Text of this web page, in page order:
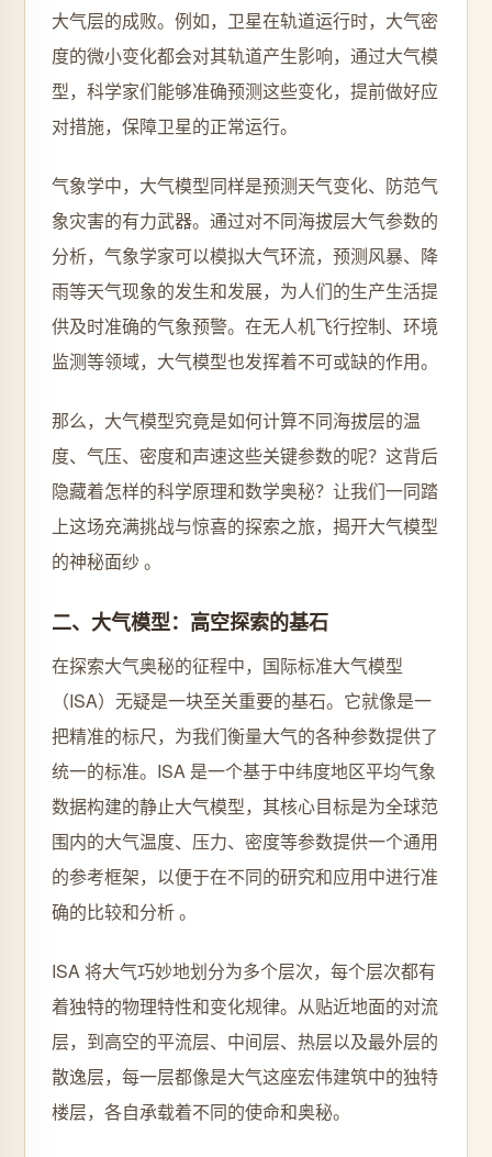
大气层的成败。例如，卫星在轨道运行时，大气密
度的微小变化都会对其轨道产生影响，通过大气模
型，科学家们能够准确预测这些变化，提前做好应
对措施，保障卫星的正常运行。
气象学中，大气模型同样是预测天气变化、防范气
象灾害的有力武器。通过对不同海拔层大气参数的
分析，气象学家可以模拟大气环流，预测风暴、降
雨等天气现象的发生和发展，为人们的生产生活提
供及时准确的气象预警。在无人机飞行控制、环境
监测等领域，大气模型也发挥着不可或缺的作用。
那么，大气模型究竟是如何计算不同海拔层的温
度、气压、密度和声速这些关键参数的呢？这背后
隐藏着怎样的科学原理和数学奥秘？让我们一同踏
上这场充满挑战与惊喜的探索之旅，揭开大气模型
的神秘面纱 。
二、大气模型：高空探索的基石
在探索大气奥秘的征程中，国际标准大气模型
（ISA）无疑是一块至关重要的基石。它就像是一
把精准的标尺，为我们衡量大气的各种参数提供了
统一的标准。ISA 是一个基于中纬度地区平均气象
数据构建的静止大气模型，其核心目标是为全球范
围内的大气温度、压力、密度等参数提供一个通用
的参考框架，以便于在不同的研究和应用中进行准
确的比较和分析 。
ISA 将大气巧妙地划分为多个层次，每个层次都有
着独特的物理特性和变化规律。从贴近地面的对流
层，到高空的平流层、中间层、热层以及最外层的
散逸层，每一层都像是大气这座宏伟建筑中的独特
楼层，各自承载着不同的使命和奥秘。